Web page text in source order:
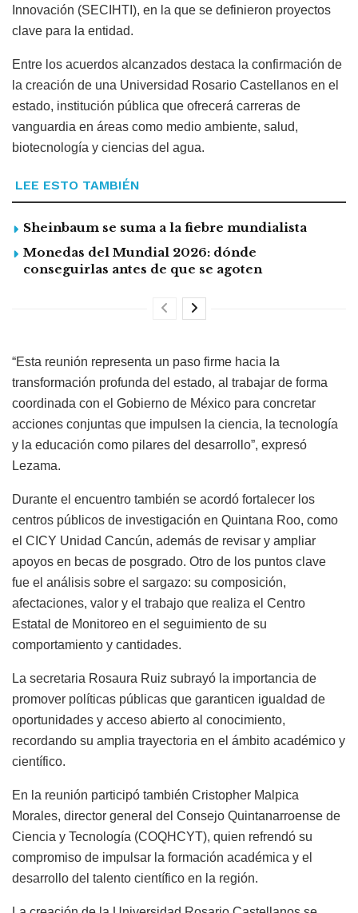
Innovación (SECIHTI), en la que se definieron proyectos
clave para la entidad.
Entre los acuerdos alcanzados destaca la confirmación de
la creación de una Universidad Rosario Castellanos en el
estado, institución pública que ofrecerá carreras de
vanguardia en áreas como medio ambiente, salud,
biotecnología y ciencias del agua.
LEE ESTO TAMBIÉN
Sheinbaum se suma a la fiebre mundialista
Monedas del Mundial 2026: dónde
conseguirlas antes de que se agoten
“Esta reunión representa un paso firme hacia la
transformación profunda del estado, al trabajar de forma
coordinada con el Gobierno de México para concretar
acciones conjuntas que impulsen la ciencia, la tecnología
y la educación como pilares del desarrollo”, expresó
Lezama.
Durante el encuentro también se acordó fortalecer los
centros públicos de investigación en Quintana Roo, como
el CICY Unidad Cancún, además de revisar y ampliar
apoyos en becas de posgrado. Otro de los puntos clave
fue el análisis sobre el sargazo: su composición,
afectaciones, valor y el trabajo que realiza el Centro
Estatal de Monitoreo en el seguimiento de su
comportamiento y cantidades.
La secretaria Rosaura Ruiz subrayó la importancia de
promover políticas públicas que garanticen igualdad de
oportunidades y acceso abierto al conocimiento,
recordando su amplia trayectoria en el ámbito académico y
científico.
En la reunión participó también Cristopher Malpica
Morales, director general del Consejo Quintanarroense de
Ciencia y Tecnología (COQHCYT), quien refrendó su
compromiso de impulsar la formación académica y el
desarrollo del talento científico en la región.